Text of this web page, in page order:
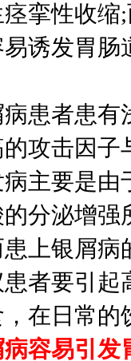
挛性收
诱发胃
患者患
攻击因
主要是
分泌增
上银屑
者要引
在日常
病容易引